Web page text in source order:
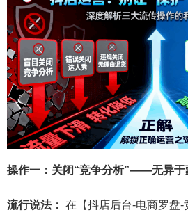
操作一：关闭“竞争分析”——无异于
流行说法： 在【抖店后台-电商罗盘